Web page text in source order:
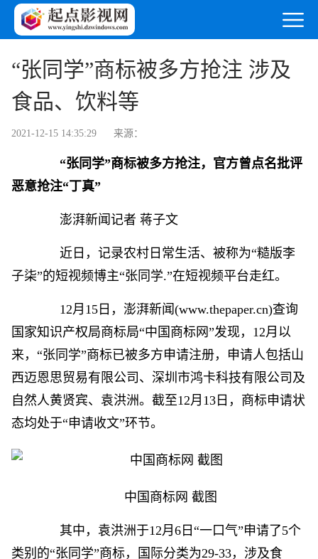
“张同学”商标被多方抢注 涉及
食品、饮料等
2021-12-15 14:35:29 来源：
“张同学”商标被多方抢注，官方曾点名批评
恶意抢注“丁真”
澎湃新闻记者 蒋子文
近日，记录农村日常生活、被称为“糙版李
子柒”的短视频博主“张同学.”在短视频平台走红。
12月15日，澎湃新闻(www.thepaper.cn)查询
国家知识产权局商标局“中国商标网”发现，12月以
来，“张同学”商标已被多方申请注册，申请人包括山
西迈恩思贸易有限公司、深圳市鸿卡科技有限公司及
自然人黄贤宾、袁洪洲。截至12月13日，商标申请状
态均处于“申请收文”环节。
中国商标网 截图
其中，袁洪洲于12月6日“一口气”申请了5个
类别的“张同学”商标，国际分类为29-33，涉及食